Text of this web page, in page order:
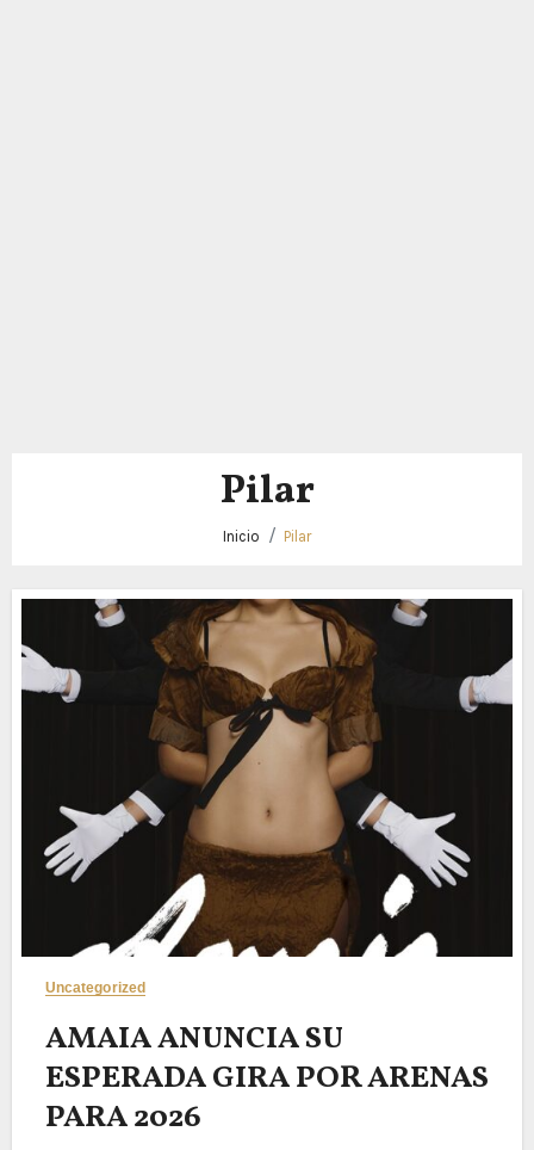
Pilar
Inicio Pilar
Uncategorized
AMAIA ANUNCIA SU
ESPERADA GIRA POR ARENAS
PARA 2026